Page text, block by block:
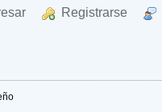
Registrarse